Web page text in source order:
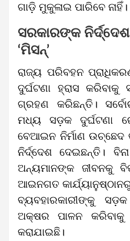
ଗାଡ଼ି ମୁକୁଳାଇ ପାରିବେ ନାହିଁ।
ସରକାରଙ୍କ
‘ମିସନ୍‌’
ରାଜ୍ୟ ପରିବହନ
ଦୁର୍ଘଟଣା ହ୍ରାସ କରିବାକୁ
ଗ୍ରହଣ କରିଛନ୍ତି।
ମଧ୍ୟ ସଡ଼କ ଦୁର୍ଘଟଣା
ବେଆଇନ ନିର୍ମାଣ ଉଚ୍ଛେଦ
ନିର୍ଦ୍ଦେଶ ଦେଇଛନ୍ତି।
ଅନ୍ୟମାନଙ୍କ ଜୀବନକୁ
ଆଇନଗତ
ବ୍ୟବହାରକାରୀଙ୍କୁ
ଅକ୍ଷର ପାଳନ
କରାଯାଇଛି।